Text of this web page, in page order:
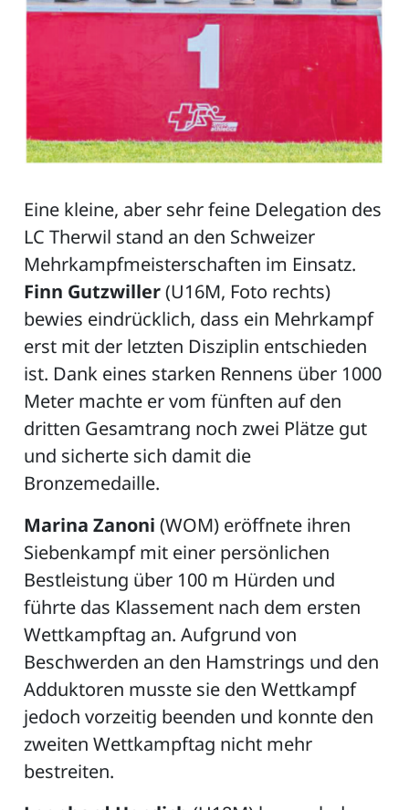
Eine kleine, aber sehr feine Delegation des
LC Therwil stand an den Schweizer
Mehrkampfmeisterschaften im Einsatz.
Finn Gutzwiller(U16M, Foto rechts)
bewies eindrücklich, dass ein Mehrkampf
erst mit der letzten Disziplin entschieden
ist. Dank eines starken Rennens über 1000
Meter machte er vom fünften auf den
dritten Gesamtrang noch zwei Plätze gut
und sicherte sich damit die
Bronzemedaille.
Marina Zanoni (WOM) eröffnete ihren
Siebenkampf mit einer persönlichen
Bestleistung über 100 m Hürden und
führte das Klassement nach dem ersten
Wettkampftag an. Aufgrund von
Beschwerden an den Hamstrings und den
Adduktoren musste sie den Wettkampf
jedoch vorzeitig beenden und konnte den
zweiten Wettkampftag nicht mehr
bestreiten.